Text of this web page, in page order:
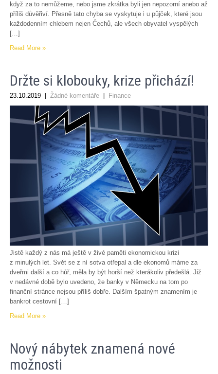
když za to nemůžeme, nebo jsme zkrátka byli jen nepozorní anebo až
příliš důvěřiví. Přesně tato chyba se vyskytuje i u půjček, které jsou
každodenním chlebem nejen Čechů, ale všech obyvatel vyspělých
[…]
Read More »
Držte si klobouky, krize přichází!
23.10.2019 Žádné komentáře Finance
Jistě každý z nás má ještě v živé paměti ekonomickou krizi
z minulých let. Svět se z ní sotva otřepal a dle ekonomů máme za
dveřmi další a co hůř, měla by být horší než kterákoliv předešlá. Již
v nedávné době bylo uvedeno, že banky v Německu na tom po
finanční stránce nejsou příliš dobře. Dalším špatným znamením je
bankrot cestovní […]
Read More »
Nový nábytek znamená nové
možnosti